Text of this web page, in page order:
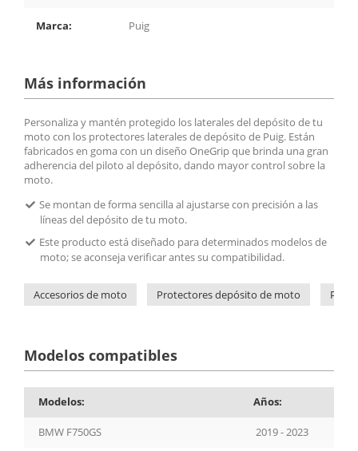
Marca: Puig
Más información
Personaliza y mantén protegido los laterales del depósito de tu
moto con los protectores laterales de depósito de Puig. Están
fabricados en goma con un diseño OneGrip que brinda una gran
adherencia del piloto al depósito, dando mayor control sobre la
moto.
Se montan de forma sencilla al ajustarse con precisión a las
líneas del depósito de tu moto.
Este producto está diseñado para determinados modelos de
moto; se aconseja verificar antes su compatibilidad.
Accesorios de moto Protectores depósito de moto
Modelos compatibles
Modelos: Años:
BMW F750GS 2019 - 2023